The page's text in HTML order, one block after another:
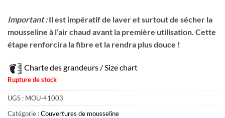
Important :Il est impératif de laver et surtout de sécher la
mousseline à l’air chaud avant la première utilisation. Cette
étape renforcira la fibre et la rendra plus douce !
Charte des grandeurs / Size chart
Rupture de stock
UGS : MOU-41003
Catégorie :Couvertures de mousseline